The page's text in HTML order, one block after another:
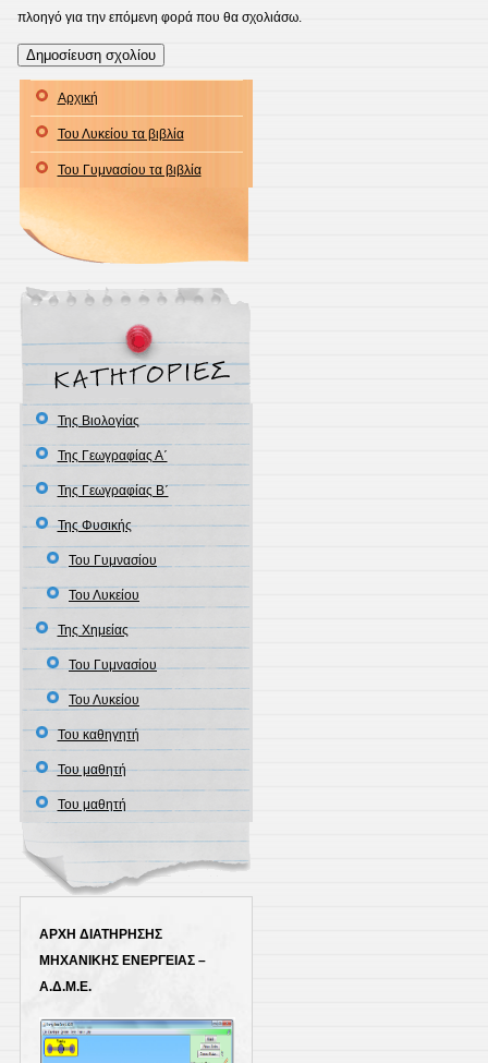
πλοηγό για την επόμενη φορά που θα σχολιάσω.
Αρχική
Του Λυκείου τα βιβλία
Του Γυμνασίου τα βιβλία
Της Βιολογίας
Της Γεωγραφίας Α΄
Της Γεωγραφίας Β΄
Της Φυσικής
Του Γυμνασίου
Του Λυκείου
Της Χημείας
Του Γυμνασίου
Του Λυκείου
Του καθηγητή
Του μαθητή
Του μαθητή
ΑΡΧΗ ΔΙΑΤΗΡΗΣΗΣ
ΜΗΧΑΝΙΚΗΣ ΕΝΕΡΓΕΙΑΣ –
Α.Δ.Μ.Ε.